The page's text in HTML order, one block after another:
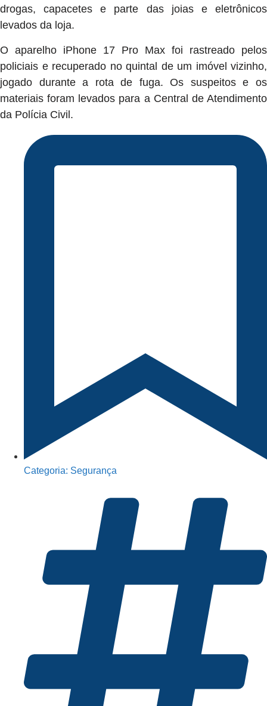
drogas, capacetes e parte das joias e eletrônicos
levados da loja.
O aparelho iPhone 17 Pro Max foi rastreado pelos
policiais e recuperado no quintal de um imóvel vizinho,
jogado durante a rota de fuga. Os suspeitos e os
materiais foram levados para a Central de Atendimento
da Polícia Civil.
Categoria: Segurança